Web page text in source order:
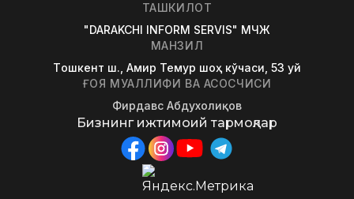
ТАШКИЛОТ
"DARAKCHI INFORM SERVIS" МЧЖ
МАНЗИЛ
Tошкент ш., Амир Темур шоҳ кўчаси, 53 уй
ҒОЯ МУАЛЛИФИ ВА АСОСЧИСИ
Фирдавс Абдухолиқов
Бизнинг ижтимоий тармоқлар